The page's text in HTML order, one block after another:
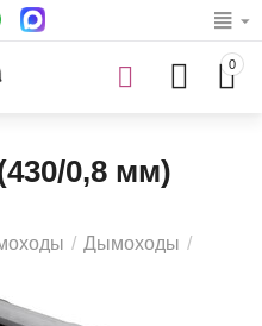
0
0,8 мм)
/ Дымоходы /